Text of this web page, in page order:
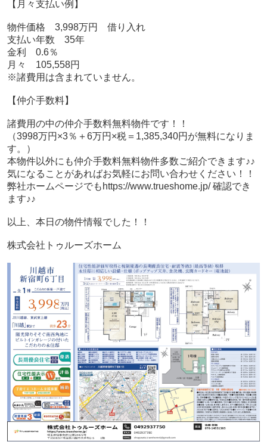
【月々支払い例】
物件価格 3,998万円 借り入れ
支払い年数 35年
金利 0.6％
月々 105,558円
※諸費用は含まれていません。
【仲介手数料】
諸費用の中の仲介手数料無料物件です！！
（3998万円×3％＋6万円×税＝1,385,340円が無料になりま
す。）
本物件以外にも仲介手数料無料物件多数ご紹介できます♪♪
気になることがあればお気軽にお問い合わせください！！
弊社ホームページでもhttps://www.trueshome.jp/ 確認でき
ます♪♪
以上、本日の物件情報でした！！
株式会社トゥルーズホーム